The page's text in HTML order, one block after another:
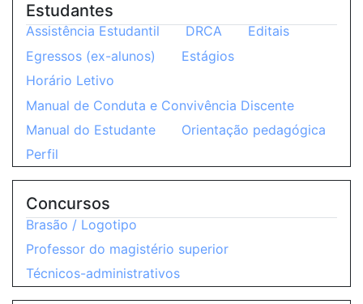
Estudantes
Assistência Estudantil DRCA
Editais
Egressos (ex-alunos)
Estágios
Horário Letivo
Manual de Conduta e Convivência Discente
Manual do Estudante
Orientação pedagógica
Perfil
Concursos
Brasão / Logotipo
Professor do magistério superior
Técnicos-administrativos